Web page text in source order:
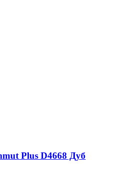
Plus D4668 Дуб